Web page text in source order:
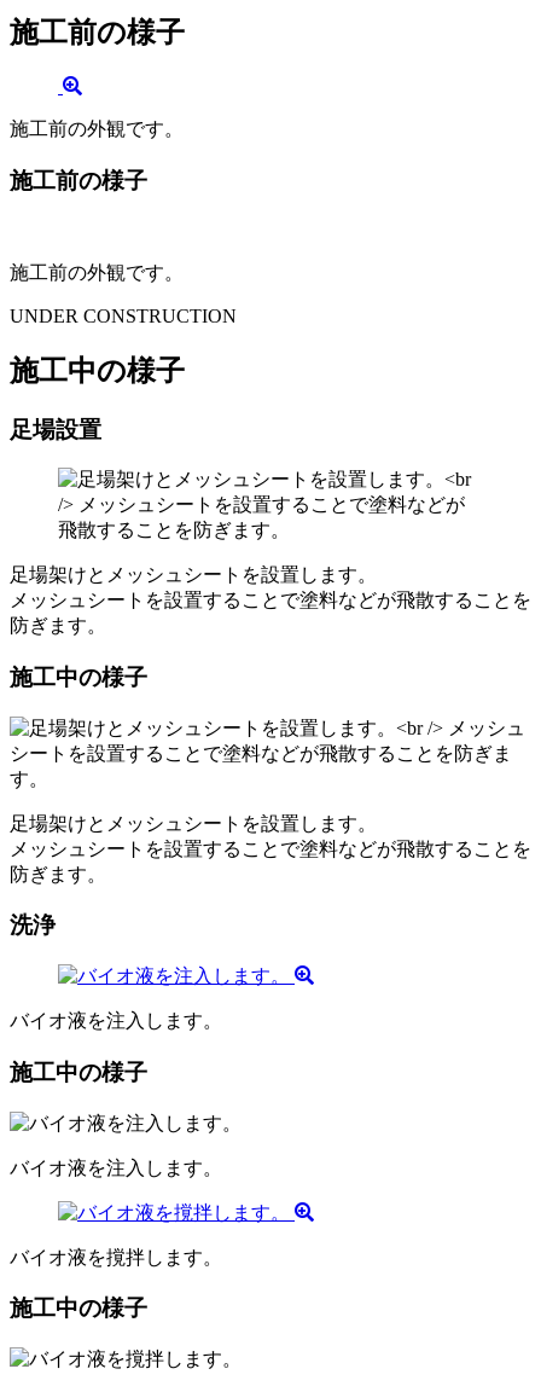
施工前の様子
施工前の外観です。
施工前の様子
施工前の外観です。
UNDER CONSTRUCTION
施工中の様子
足場設置
足場架けとメッシュシートを設置します。
メッシュシートを設置することで塗料などが飛散することを
防ぎます。
施工中の様子
足場架けとメッシュシートを設置します。
メッシュシートを設置することで塗料などが飛散することを
防ぎます。
洗浄
バイオ液を注入します。
施工中の様子
バイオ液を注入します。
バイオ液を撹拌します。
施工中の様子